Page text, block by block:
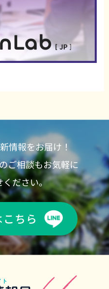
情報をお届け！
ご相談もお気軽に
ください。
ちら